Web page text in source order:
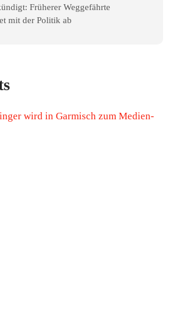
Früherer Weggefährte
mit der Politik ab